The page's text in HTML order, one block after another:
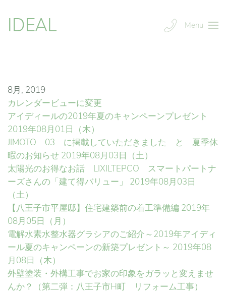
IDEAL Menu
8月, 2019
カレンダービューに変更
アイディールの2019年夏のキャンペーンプレゼント
2019年08月01日（木）
JIMOTO 03 に掲載していただきました と 夏季休
暇のお知らせ 2019年08月03日（土）
太陽光のお得なお話 LIXILTEPCO スマートパートナ
ーズさんの「建て得バリュー」
2019年08月03日
（土）
【八王子市平屋邸】住宅建築前の着工準備編 2019年
08月05日（月）
電解水素水整水器グラシアのご紹介～2019年アイディ
ール夏のキャンペーンの新築プレゼント～ 2019年08
月08日（木）
外壁塗装・外構工事でお家の印象をガラッと変えませ
んか？（第二弾：八王子市H町 リフォーム工事）